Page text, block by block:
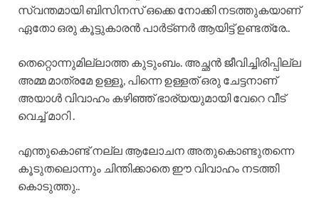
സ്വന്തമായി ബിസിനസ് ഒക്കെ നോക്കി നടത്തുകയാണ്
ഏതോ ഒരു കൂട്ടുകാരൻ പാർട്ണർ ആയിട്ട് ഉണ്ടത്രേ..
തെറ്റൊന്നുമില്ലാത്ത കുടുംബം. അച്ഛൻ ജീവിച്ചിരിപ്പില്ല
അമ്മ മാത്രമേ ഉള്ളൂ, പിന്നെ ഉള്ളത് ഒരു ചേട്ടനാണ്
അയാൾ വിവാഹം കഴിഞ്ഞ് ഭാര്യയുമായി വേറെ വീട്
വെച്ച് മാറി .
എന്തുകൊണ്ട് നല്ല ആലോചന അതുകൊണ്ടുതന്നെ
കൂടുതലൊന്നും ചിന്തിക്കാതെ ഈ വിവാഹം നടത്തി
കൊടുത്തു..